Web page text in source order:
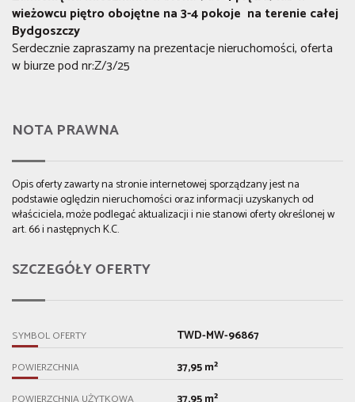
wieżowcu piętro obojętne na 3-4 pokoje na terenie całej
Bydgoszczy
Serdecznie zapraszamy na prezentacje nieruchomości, oferta
w biurze pod nr:Z/3/25
NOTA PRAWNA
Opis oferty zawarty na stronie internetowej sporządzany jest na
podstawie oględzin nieruchomości oraz informacji uzyskanych od
właściciela, może podlegać aktualizacji i nie stanowi oferty określonej w
art. 66 i następnych K.C.
SZCZEGÓŁY OFERTY
SYMBOL OFERTY TWD-MW-96867
POWIERZCHNIA 37,95 m²